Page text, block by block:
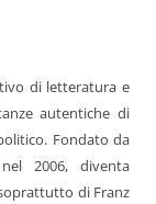
di letteratura e
autentiche di
Fondato da
2006, diventa
di Franz